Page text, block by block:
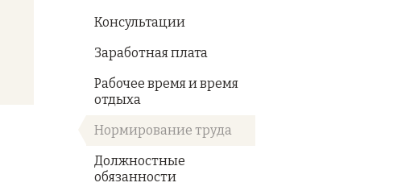
Консультации
Заработная плата
Рабочее время и время
отдыха
Нормирование труда
Должностные
обязанности